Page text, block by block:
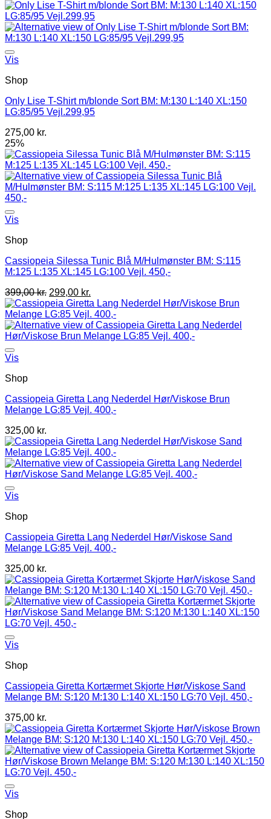
Vis
Shop
Only Lise T-Shirt m/blonde Sort BM: M:130 L:140 XL:150
LG:85/95 Vejl.299,95
275,00 kr.
25%
Vis
Shop
Cassiopeia Silessa Tunic Blå M/Hulmønster BM: S:115
M:125 L:135 XL:145 LG:100 Vejl. 450,-
399,00kr. 299,00 kr.
Vis
Shop
Cassiopeia Giretta Lang Nederdel Hør/Viskose Brun
Melange LG:85 Vejl. 400,-
325,00 kr.
Vis
Shop
Cassiopeia Giretta Lang Nederdel Hør/Viskose Sand
Melange LG:85 Vejl. 400,-
325,00 kr.
Vis
Shop
Cassiopeia Giretta Kortærmet Skjorte Hør/Viskose Sand
Melange BM: S:120 M:130 L:140 XL:150 LG:70 Vejl. 450,-
375,00 kr.
Vis
Shop